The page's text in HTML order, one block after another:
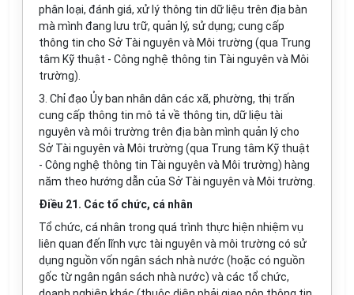
phân loại, đánh giá, xử lý thông tin dữ liệu trên địa bàn
mà mình đang lưu trữ, quản lý, sử dụng; cung cấp
thông tin cho Sở Tài nguyên và Môi trường (qua Trung
tâm Kỹ thuật - Công nghệ thông tin Tài nguyên và Môi
trường).
3. Chỉ đạo Ủy ban nhân dân các xã, phường, thị trấn
cung cấp thông tin mô tả về thông tin, dữ liệu tài
nguyên và môi trường trên địa bàn mình quản lý cho
Sở Tài nguyên và Môi trường (qua Trung tâm Kỹ thuật
- Công nghệ thông tin Tài nguyên và Môi trường) hàng
năm theo hướng dẫn của Sở Tài nguyên và Môi trường.
Điều 21. Các tổ chức, cá nhân
Tổ chức, cá nhân trong quá trình thực hiện nhiệm vụ
liên quan đến lĩnh vực tài nguyên và môi trường có sử
dụng nguồn vốn ngân sách nhà nước (hoặc có nguồn
gốc từ ngân ngân sách nhà nước) và các tổ chức,